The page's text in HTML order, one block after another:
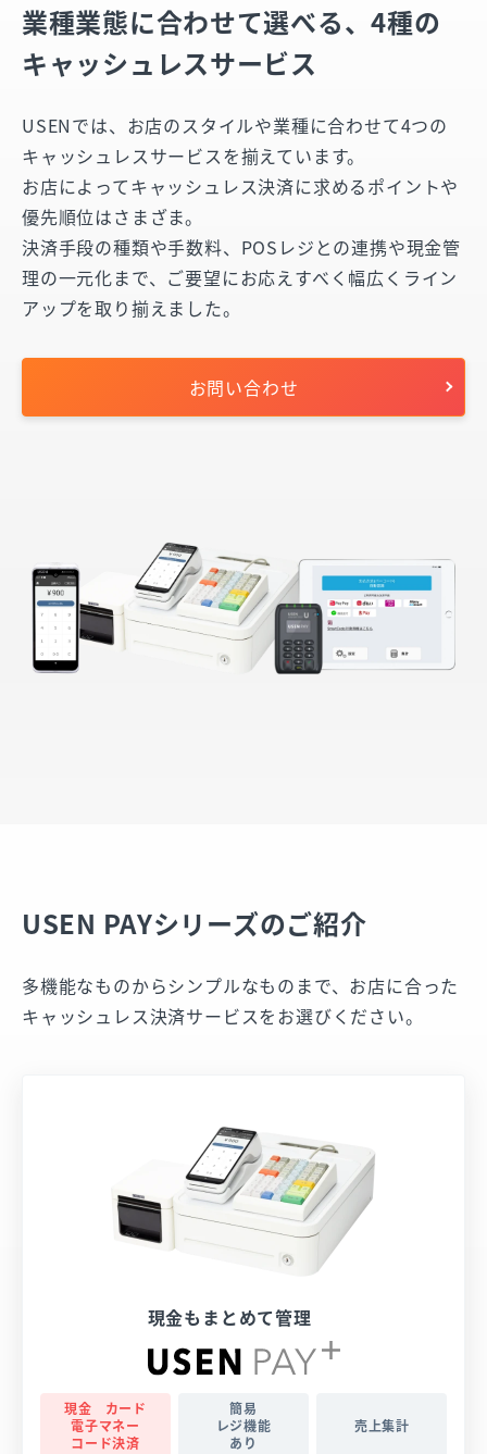
USEN PAY QR
他ブランド 3.24%
決済手数料率を確認する
USEN PAY ENTRY対応デバイス
iPhone／iPad ※iOSは13以上
Android ※USEN専用端末のみ
Android（USEN専用端末）はカード決済、交通系電子マネー、
nanaco、WAONのみの利用となります
対応端末の詳細を確認する
USEN PAY QR
Android ※USEN専用端末のみ
業種業態に合わせて選べる、4種の
キャッシュレスサービス
USENでは、お店のスタイルや業種に合わせて4つの
キャッシュレスサービスを揃えています。
お店によってキャッシュレス決済に求めるポイントや
優先順位はさまざま。
決済手段の種類や手数料、POSレジとの連携や現金管
理の一元化まで、ご要望にお応えすべく幅広くライン
アップを取り揃えました。
お問い合わせ
USEN PAYシリーズのご紹介
多機能なものからシンプルなものまで、 お店に合った
キャッシュレス決済サービスをお選びください。
現金もまとめて管理
現金 カード
電子マネー
コード決済
簡易
レジ機能
あり
売上集計